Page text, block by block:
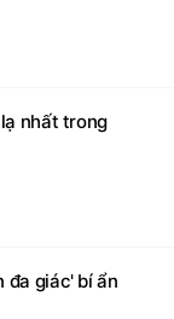
nhất trong
đa giác' bí ẩn